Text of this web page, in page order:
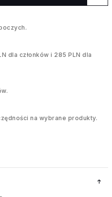
dla członków i 285 PLN dla
na wybrane produkty.